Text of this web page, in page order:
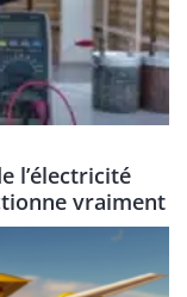
l’électricité
vraiment